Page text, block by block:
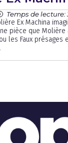
Temps de lecture:
Ex Machina
pièce que Molière
les Faux présages